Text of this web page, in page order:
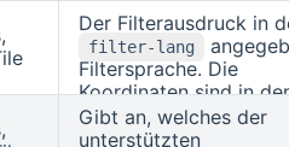
Der Filterausdruck in
filter-lang
Filtersprache. Die
Koordinaten sind in
filter-crs
Gibt an, welches der
unterstützten